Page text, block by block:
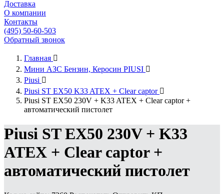
Доставка
О компании
Контакты
(495) 50-60-503
Обратный звонок
Главная 
Мини АЗС Бензин, Керосин PIUSI 
Piusi 
Piusi ST EX50 K33 ATEX + Clear captor 
Piusi ST EX50 230V + K33 ATEX + Clear captor +
автоматический пистолет
Piusi ST EX50 230V + K33
ATEX + Clear captor +
автоматический пистолет